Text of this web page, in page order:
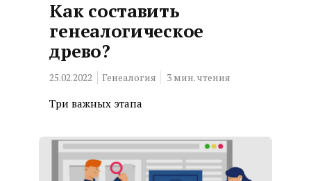
Как составить
генеалогическое
древо?
25.02.2022 Генеалогия 3 мин. чтения
Три важных этапа